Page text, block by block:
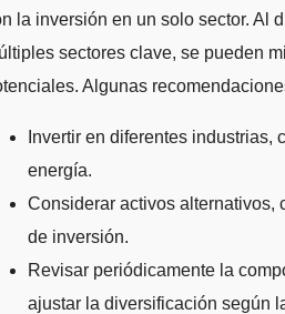
la inversión en un solo sector. Al
sectores clave, se pueden
Algunas
Invertir en diferentes industrias,
energía.
Considerar activos alternativos,
de inversión.
Revisar periódicamente la
ajustar la diversificación según